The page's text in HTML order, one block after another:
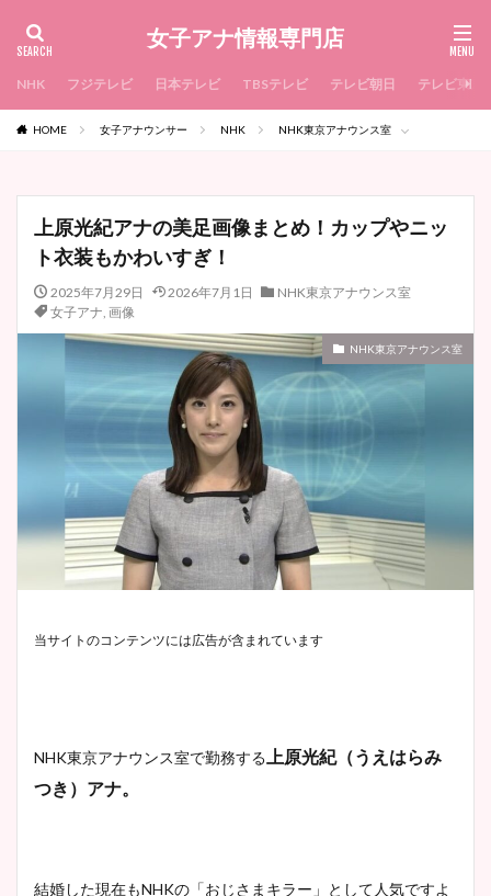
女子アナ情報専門店
NHK フジテレビ 日本テレビ TBSテレビ テレビ朝日 テレビ東京
HOME 女子アナウンサー NHK NHK東京アナウンス室
上原光紀アナの美足画像まとめ！カップやニッ
ト衣装もかわいすぎ！
2025年7月29日 2026年7月1日
NHK東京アナウンス室
女子アナ, 画像
NHK東京アナウンス室
当サイトのコンテンツには広告が含まれています
NHK東京アナウンス室で勤務する 上原光紀（うえはらみ
つき）アナ。
結婚した現在もNHKの「おじさまキラー」として人気ですよ